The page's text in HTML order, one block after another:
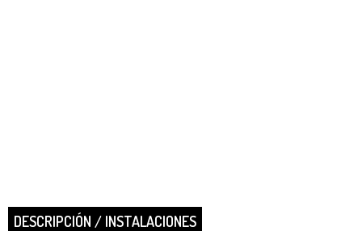
DESCRIPCIÓN / INSTALACIONES